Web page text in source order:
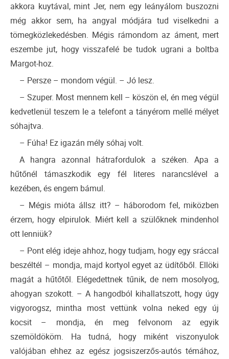
akkora kuytával, mint Jer, nem egy leányálom buszozni
még akkor sem, ha angyal módjára tud viselkedni a
tömegközlekedésben. Mégis rámondom az áment, mert
eszembe jut, hogy visszafelé be tudok ugrani a boltba
Margot-hoz.
– Persze – mondom végül. – Jó lesz.
– Szuper. Most mennem kell – köszön el, én meg végül
kedvetlenül teszem le a telefont a tányérom mellé mélyet
sóhajtva.
– Fúha! Ez igazán mély sóhaj volt.
A hangra azonnal hátrafordulok a széken. Apa a
hűtőnél támaszkodik egy fél literes narancslével a
kezében, és engem bámul.
– Mégis mióta állsz itt? – háborodom fel, miközben
érzem, hogy elpirulok. Miért kell a szülőknek mindenhol
ott lenniük?
– Pont elég ideje ahhoz, hogy tudjam, hogy egy sráccal
beszéltél – mondja, majd kortyol egyet az üdítőből. Ellöki
magát a hűtőtől. Elégedettnek tűnik, de nem mosolyog,
ahogyan szokott. – A hangodból kihallatszott, hogy úgy
vigyorogsz, mintha most vettünk volna neked egy új
kocsit – mondja, én meg felvonom az egyik
szemöldököm. Ha tudná, hogy miként viszonyulok
valójában ehhez az egész jogsiszerzős-autós témához,